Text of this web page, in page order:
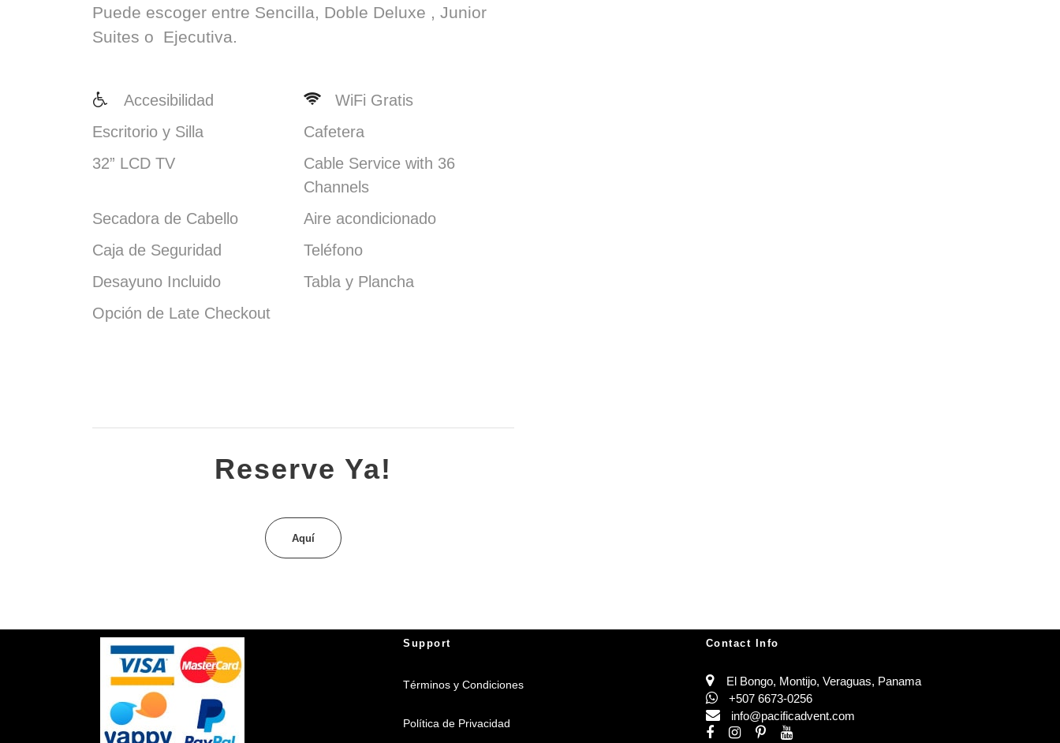
Puede escoger entre Sencilla, Doble Deluxe , Junior
Suites o Ejecutiva.
Accesibilidad
WiFi Gratis
Escritorio y Silla
Cafetera
32” LCD TV
Cable Service with 36
Channels
Secadora de Cabello
Aire acondicionado
Caja de Seguridad
Teléfono
Desayuno Incluido
Tabla y Plancha
Opción de Late Checkout
Reserve Ya!
Aquí
Support
Términos y Condiciones
Política de Privacidad
Contact Info
El Bongo, Montijo, Veraguas, Panama
+507 6673-0256
info@pacificadvent.com